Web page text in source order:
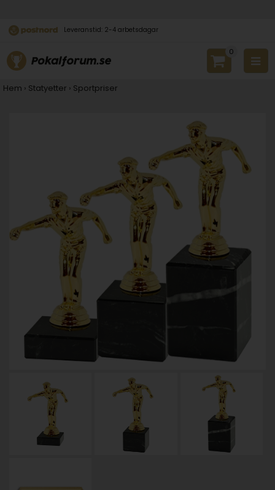
Leveranstid: 2-4 arbetsdagar
0
Hem › Statyetter › Sportpriser